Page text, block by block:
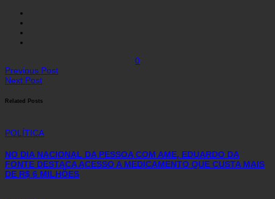
0
Previous Post
Next Post
Related Posts
POLÍTICA
NO DIA NACIONAL DA PESSOA COM AME, EDUARDO DA
FONTE DESTACA ACESSO A MEDICAMENTO QUE CUSTA MAIS
DE R$ 6 MILHÕES